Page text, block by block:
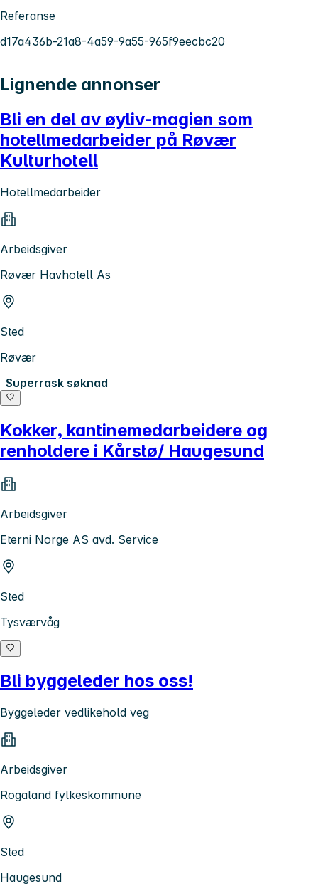
Referanse
d17a436b-21a8-4a59-9a55-965f9eecbc20
Lignende annonser
Bli en del av øyliv-magien som
hotellmedarbeider på Røvær
Kulturhotell
Hotellmedarbeider
Arbeidsgiver
Røvær Havhotell As
Sted
Røvær
Superrask søknad
Kokker, kantinemedarbeidere og
renholdere i Kårstø/ Haugesund
Arbeidsgiver
Eterni Norge AS avd. Service
Sted
Tysværvåg
Bli byggeleder hos oss!
Byggeleder vedlikehold veg
Arbeidsgiver
Rogaland fylkeskommune
Sted
Haugesund